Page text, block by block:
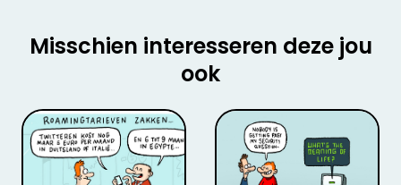
Misschien interesseren deze jou
ook